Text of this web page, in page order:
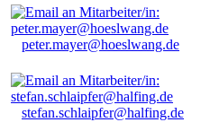
peter.mayer@hoeslwang.de
stefan.schlaipfer@halfing.de